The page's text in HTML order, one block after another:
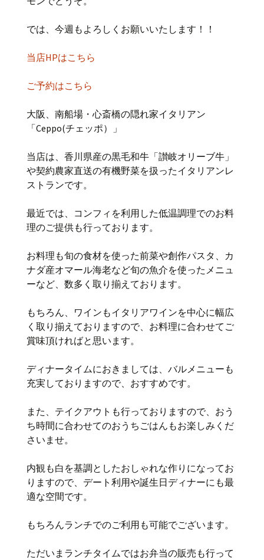
では、今週もよろしくお願いいたします！！
当店HPはこちら
ご予約はこちら
大阪、南船場・心斎橋の隠れ家イタリアン
「Ceppo(チェッポ）」
当店は、香川県産の黒毛和牛「讃岐オリーブ牛」
や契約農家直送の有機野菜を扱ったイタリアンレ
ストランです。
最近では、コンフィを利用した低温調理でのお料
理のご提供も行っております。
お料理も旬の食材を使った前菜や創作パスタ、カ
ナダ産オマール海老など旬の魚介を使ったメニュ
ーなど、数多く取り揃えております。
もちろん、ワインもイタリアワインを中心に幅広
く取り揃えておりますので、お料理に合わせてご
賞味頂ければと思います。
ディナータイムにおきましては、バルメニューも
充実しておりますので、おすすめです。
また、テイクアウトも行っておりますので、おう
ち時間に合わせてのおうちごはんもお楽しみくだ
さいませ。
内観も白を基調としたおしゃれな作りになってお
りますので、デート利用や誕生日ディナーにも最
適な空間です。
もちろんランチでのご利用も可能でございます。
ただいまランチタイムではお弁当の販売も行って